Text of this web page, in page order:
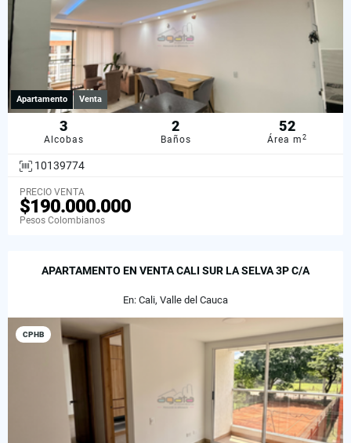
Apartamento Venta
3
Alcobas
2
Baños
52
Área m2
10139774
PRECIO VENTA
$190.000.000
Pesos Colombianos
APARTAMENTO EN VENTA CALI SUR LA SELVA 3P C/A
En: Cali, Valle del Cauca
CPHB